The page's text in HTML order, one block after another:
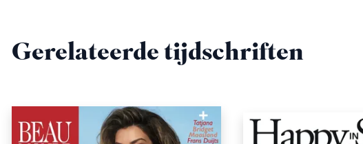
Gerelateerde tijdschriften